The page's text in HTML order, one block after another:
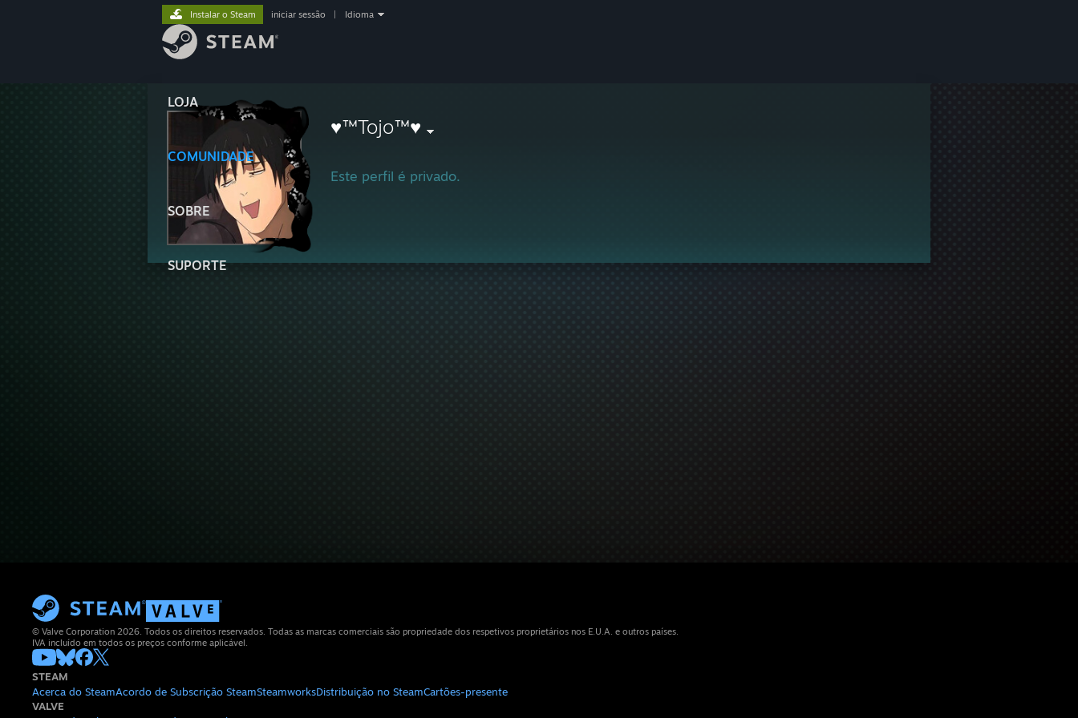
LOJA
COMUNIDADE
SOBRE
SUPORTE
Instalar o Steam iniciar sessão Idioma
♥™Tojo™♥
Este perfil é privado.
© Valve Corporation 2026. Todos os direitos reservados. Todas as marcas comerciais são propriedade dos respetivos proprietários nos E.U.A. e outros países.
IVA incluído em todos os preços conforme aplicável.
STEAM
Acerca do SteamAcordo de Subscrição SteamSteamworksDistribuição no SteamCartões-presente
VALVE